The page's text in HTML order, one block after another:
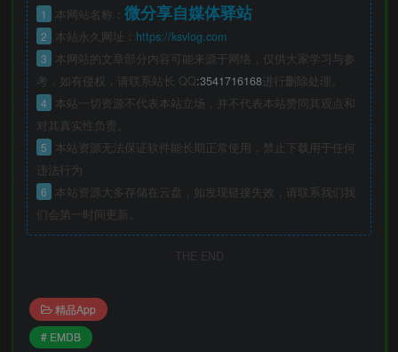
1 本网站名称： 微分享自媒体驿站
2 本站永久网址： https://ksvlog.com
3
本网站的文章部分内容可能来源于网络，仅供大家学习与参
考，如有侵权，请联系站长 QQ:3541716168进行删除处理。
4
本站一切资源不代表本站立场，并不代表本站赞同其观点和
对其真实性负责。
5
本站资源无法保证软件能长期正常使用，禁止下载用于任何
违法行为
6
本站资源大多存储在云盘，如发现链接失效，请联系我们我
们会第一时间更新。
THE END
精品App
# EMDB